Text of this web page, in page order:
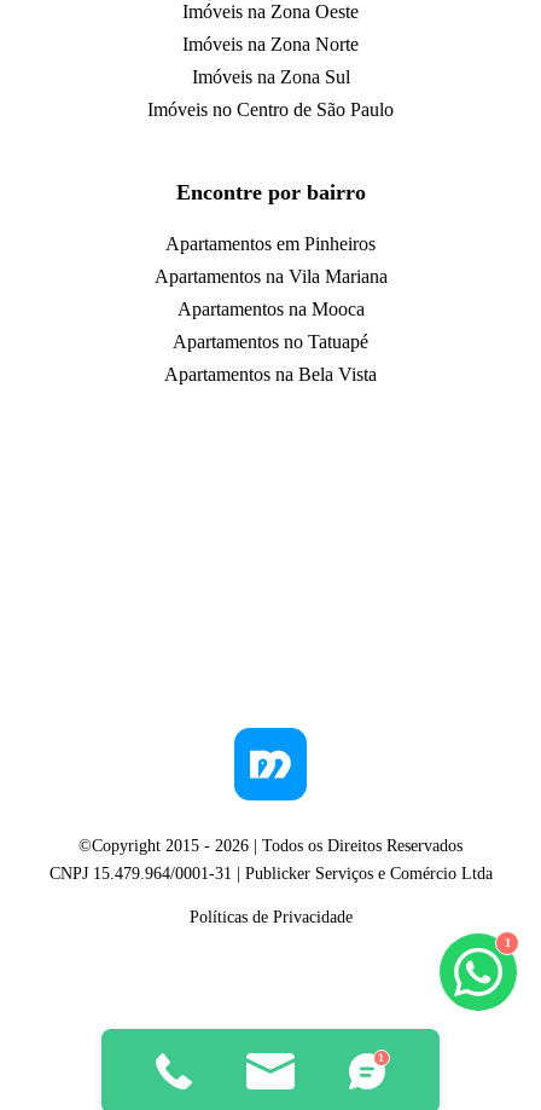
1
1
Imóveis na Zona Oeste
Imóveis na Zona Norte
Imóveis na Zona Sul
Imóveis no Centro de São Paulo
Encontre por bairro
Apartamentos em Pinheiros
Apartamentos na Vila Mariana
Apartamentos na Mooca
Apartamentos no Tatuapé
Apartamentos na Bela Vista
©Copyright 2015 - 2026 | Todos os Direitos Reservados
CNPJ 15.479.964/0001-31 | Publicker Serviços e Comércio Ltda
Políticas de Privacidade